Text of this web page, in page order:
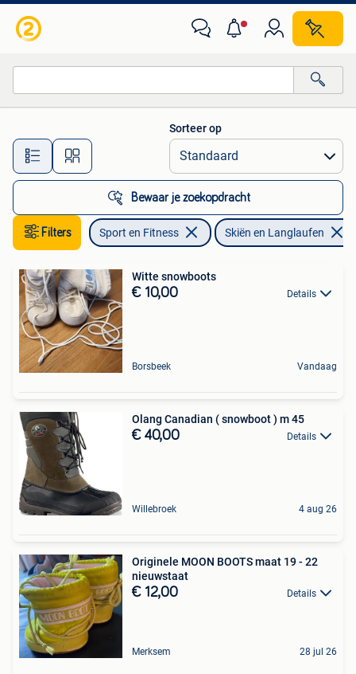
Alle afstanden…
Sorteer op
Bewaar je zoekopdracht
Filters Sport en Fitness Skiën en Langlaufen
Witte snowboots
€ 10,00 Details
Borsbeek Vandaag
Olang Canadian ( snowboot ) m 45
€ 40,00 Details
Willebroek 4 aug 26
Originele MOON BOOTS maat 19 - 22
nieuwstaat
€ 12,00 Details
Merksem 28 jul 26